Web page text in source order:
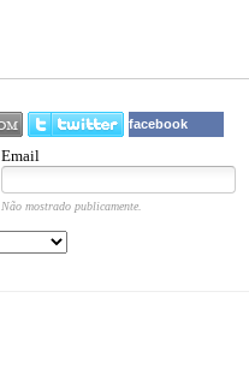
facebook
Email
Não mostrado publicamente.